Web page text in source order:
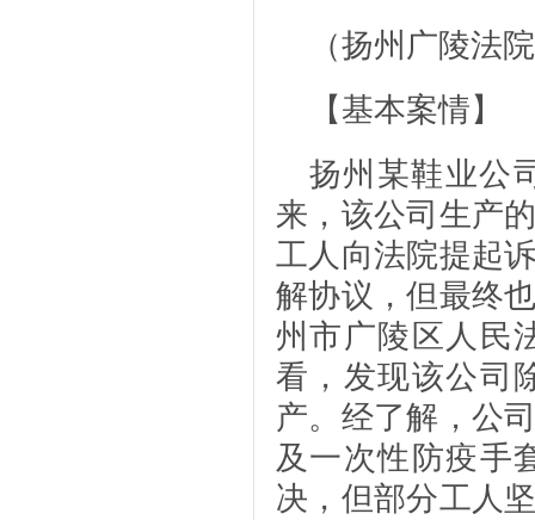
（扬州广陵法
【基本案情】
扬州某鞋业公
来，该公司生产
工人向法院提起
解协议，但最终
州市广陵区人民
看，发现该公司
产。经了解，公
及一次性防疫手
决，但部分工人